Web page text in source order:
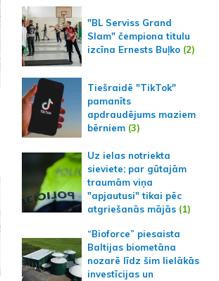
"BL Serviss Grand
Slam" čempiona titulu
izcīna Ernests Buļko (2)
Tiešraidē "TikTok"
pamanīts
apdraudējums maziem
bērniem (3)
Uz ielas notriekta
sieviete; par gūtajām
traumām viņa
"apjautusi" tikai pēc
atgriešanās mājās (1)
“Bioforce” piesaista
Baltijas biometāna
nozarē līdz šim lielākās
investīcijas un